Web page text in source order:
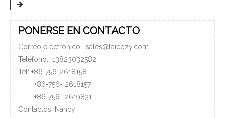
PONERSE EN CONTACTO
Correo electrónico: sales@laicozy.com
Teléfono: 13823032582
Tel: +86-756-2618158
+86-756- 2618157
+86-756- 2619831
Contactos: Nancy